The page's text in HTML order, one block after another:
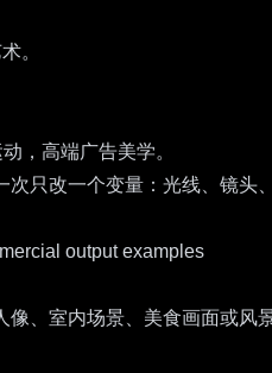
。
，高端广告美学。
只改一个变量：光线、镜
、室内场景、美食画面或风